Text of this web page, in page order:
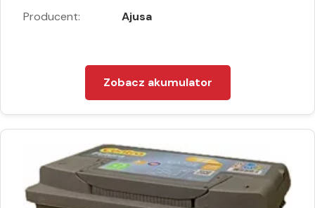
Producent: Ajusa
Zobacz akumulator